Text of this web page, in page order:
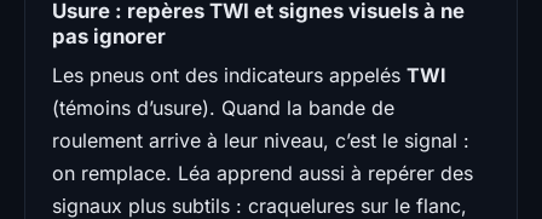
Usure : repères TWI et signes visuels à ne
pas ignorer
Les pneus ont des indicateurs appelés TWI
(témoins d’usure). Quand la bande de
roulement arrive à leur niveau, c’est le signal :
on remplace. Léa apprend aussi à repérer des
signaux plus subtils : craquelures sur le flanc,